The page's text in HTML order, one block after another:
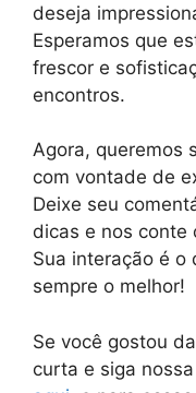
deseja
Esperamos que
frescor e
encontros.
Agora, queremos
com vontade de
Deixe seu
dicas e nos conte
Sua interação é o
sempre o melhor!
Se você gostou
curta e siga